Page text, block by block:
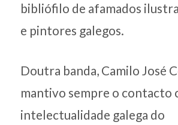
bibliófilo de afamados
e pintores galegos.
Doutra banda, Camilo José
mantivo sempre o contacto
intelectualidade galega do